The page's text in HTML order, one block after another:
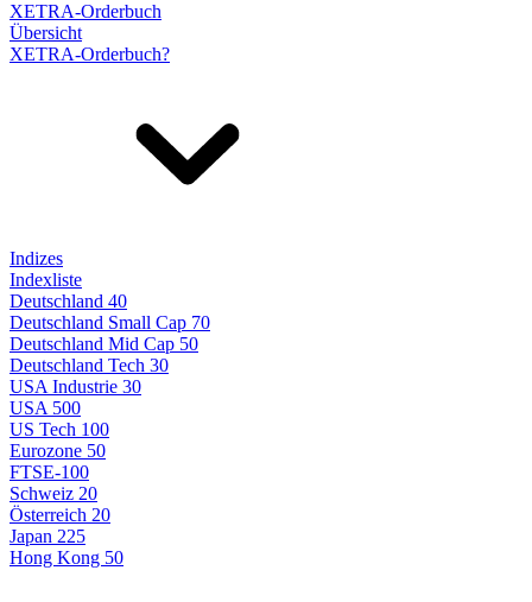
XETRA-Orderbuch
Übersicht
XETRA-Orderbuch?
Indizes
Indexliste
Deutschland 40
Deutschland Small Cap 70
Deutschland Mid Cap 50
Deutschland Tech 30
USA Industrie 30
USA 500
US Tech 100
Eurozone 50
FTSE-100
Schweiz 20
Österreich 20
Japan 225
Hong Kong 50